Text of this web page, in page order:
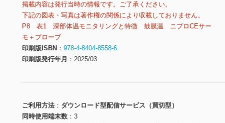
掲載内容は発行当時の情報です。ご了承ください。
下記の図表・写真は著作権の関係により収載しておりません。
P8 表1 深部体温モニタリングと特徴 鼓膜温 ニプロCEサー
モ＋プローブ
印刷版ISBN
978-4-8404-8558-6
印刷版発行年月
2025/03
ご利用方法
ダウンロード型配信サービス（買切型）
同時使用端末数
3